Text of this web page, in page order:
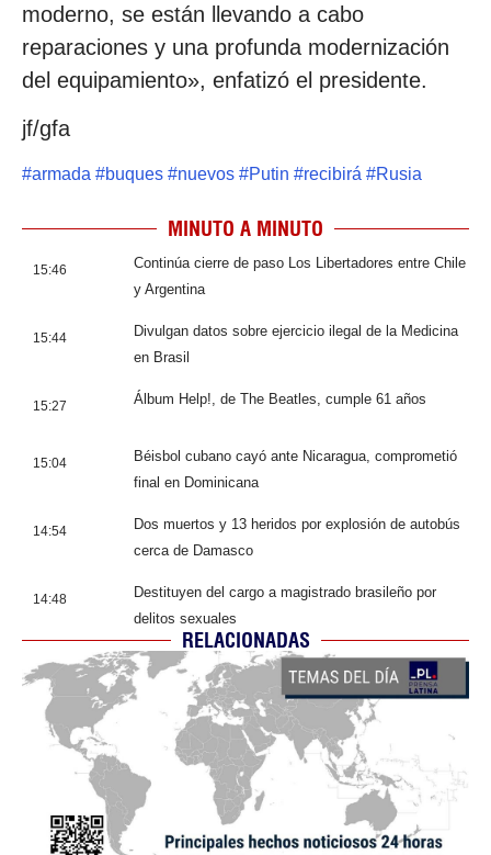
moderno, se están llevando a cabo
reparaciones y una profunda modernización
del equipamiento», enfatizó el presidente.
jf/gfa
#armada #buques #nuevos #Putin #recibirá #Rusia
MINUTO A MINUTO
15:46
Continúa cierre de paso Los Libertadores entre Chile
y Argentina
15:44
Divulgan datos sobre ejercicio ilegal de la Medicina
en Brasil
15:27 Álbum Help!, de The Beatles, cumple 61 años
15:04
Béisbol cubano cayó ante Nicaragua, comprometió
final en Dominicana
14:54
Dos muertos y 13 heridos por explosión de autobús
cerca de Damasco
14:48
Destituyen del cargo a magistrado brasileño por
delitos sexuales
RELACIONADAS